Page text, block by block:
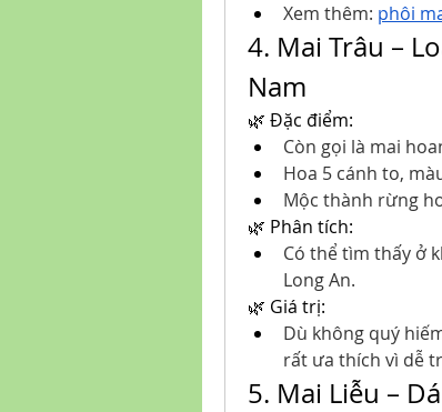
Xem thêm: phôi
4. Mai Trâu –
Nam
🌿 Đặc điểm:
Còn gọi là mai
Hoa 5 cánh to,
Mộc thành rừng
🌿 Phân tích:
Có thể tìm thấy ở
Long An.
🌿 Giá trị:
Dù không quý
rất ưa thích vì dễ
5. Mai Liễu –